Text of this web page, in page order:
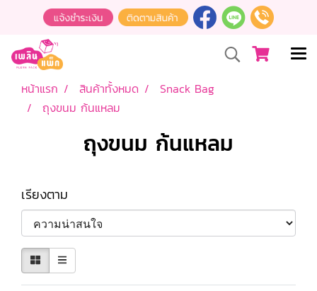
หน้าแรก สินค้าทั้งหมด
Snack Bag
ถุงขนม ก้นแหลม
ถุงขนม ก้นแหลม
เรียงตาม